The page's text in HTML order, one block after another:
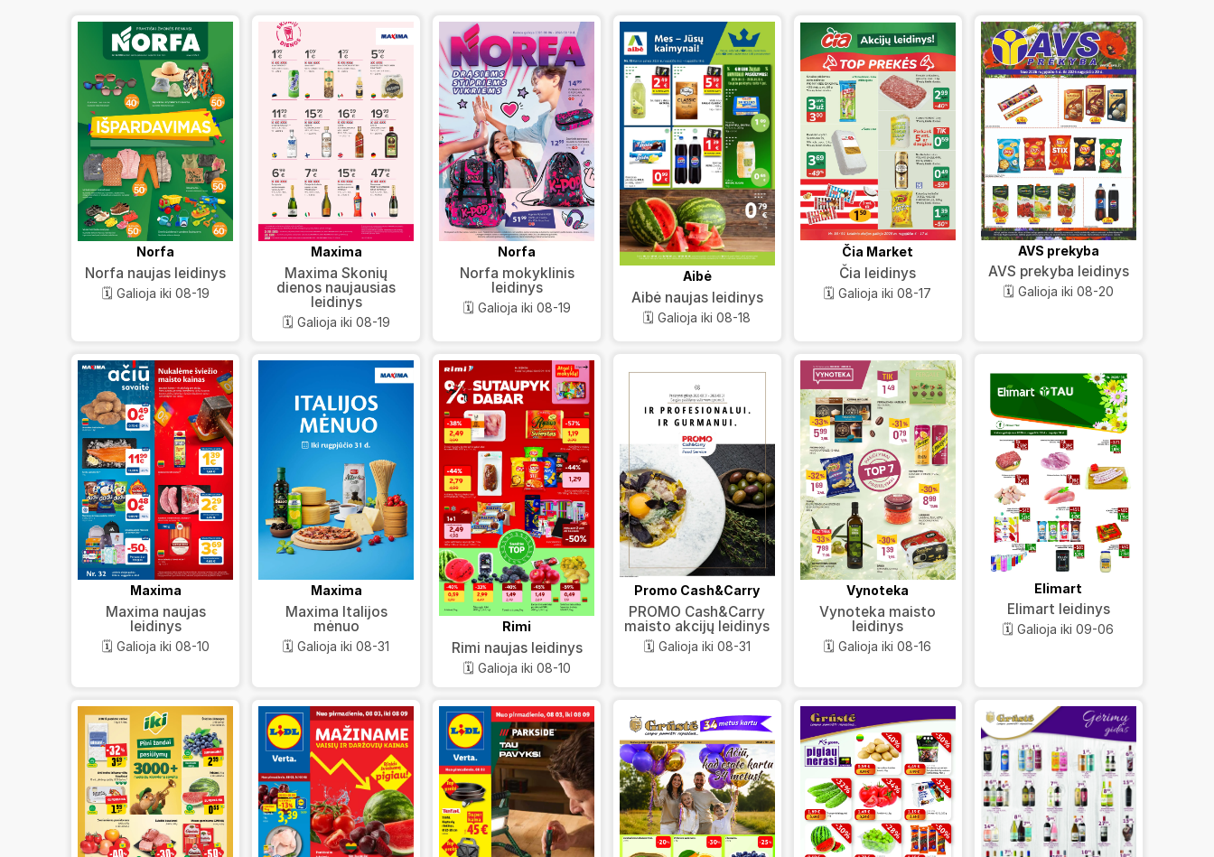
Norfa
Norfa naujas leidinys
🗓️ Galioja iki 08-19
Maxima
Maxima Skonių
dienos naujausias
leidinys
🗓️ Galioja iki 08-19
Norfa
Norfa mokyklinis
leidinys
🗓️ Galioja iki 08-19
Aibė
Aibė naujas leidinys
🗓️ Galioja iki 08-18
Čia Market
Čia leidinys
🗓️ Galioja iki 08-17
AVS prekyba
AVS prekyba leidinys
🗓️ Galioja iki 08-20
Maxima
Maxima naujas
leidinys
🗓️ Galioja iki 08-10
Maxima
Maxima Italijos
mėnuo
🗓️ Galioja iki 08-31
Rimi
Rimi naujas leidinys
🗓️ Galioja iki 08-10
Promo Cash&Carry
PROMO Cash&Carry
maisto akcijų leidinys
🗓️ Galioja iki 08-31
Vynoteka
Vynoteka maisto
leidinys
🗓️ Galioja iki 08-16
Elimart
Elimart leidinys
🗓️ Galioja iki 09-06